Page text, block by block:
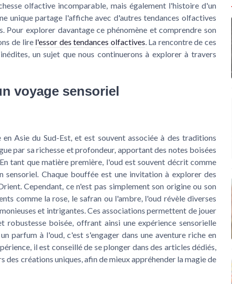
olfactive incomparable, mais également l'histoire d'un
unique partage l'affiche avec d'autres tendances olfactives
Pour explorer davantage ce phénomène et comprendre son
de lire l'essor des tendances olfactives. La rencontre de ces
un sujet que nous continuerons à explorer à travers
voyage sensoriel
Asie du Sud-Est, et est souvent associée à des traditions
par sa richesse et profondeur, apportant des notes boisées
tant que matière première, l'oud est souvent décrit comme
Chaque bouffée est une invitation à explorer des
Cependant, ce n'est pas simplement son origine ou son
comme la rose, le safran ou l'ambre, l'oud révèle diverses
et intrigantes. Ces associations permettent de jouer
boisée, offrant ainsi une expérience sensorielle
parfum à l'oud, c'est s'engager dans une aventure riche en
il est conseillé de se plonger dans des articles dédiés,
des créations uniques, afin de mieux appréhender la magie de